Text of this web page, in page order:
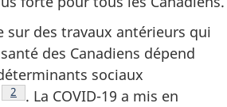
sur des travaux antérieurs qui
des Canadiens dépend
sociaux
de bas de page
Note de bas de page
2
. La COVID-19 a mis en